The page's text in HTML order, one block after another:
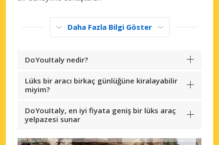
Daha Fazla Bilgi Göster
DoYouItaly nedir?
Lüks bir aracı birkaç günlüğüne kiralayabilir
miyim?
DoYouItaly, en iyi fiyata geniş bir lüks araç
yelpazesi sunar